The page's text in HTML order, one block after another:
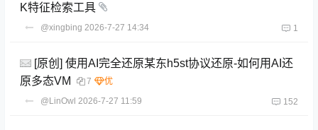
K特征检索工具
@xingbing 2026-7-27 14:34 1
[原创] 使用AI完全还原某东h5st协议还原-如何用AI还
原多态VM
7
@LinOwl 2026-7-27 11:59 152